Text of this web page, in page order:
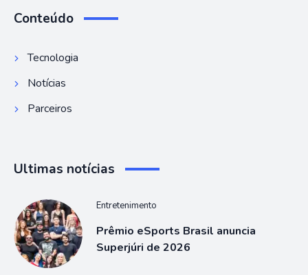
Conteúdo
Tecnologia
Notícias
Parceiros
Ultimas notícias
Entretenimento
Prêmio eSports Brasil anuncia
Superjúri de 2026